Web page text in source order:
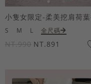
S M L 全尺碼
NT.990 NT.891